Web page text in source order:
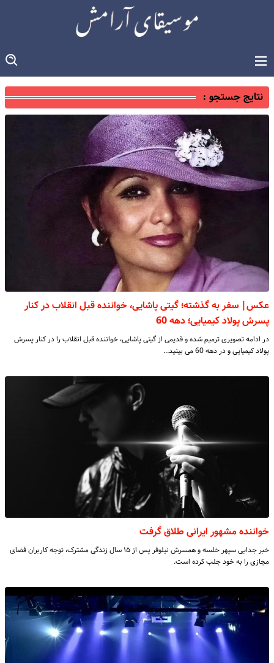
نتایج جستجو :
عکس| سفر به گذشته؛ گیتی پاشایی، خواننده قبل انقلاب در کنار
پسرش پولاد کیمیایی؛ دهه 60
در ادامه تصویری ترمیم شده و قدیمی از گیتی پاشایی، خواننده قبل انقلاب را در کنار پسرش
پولاد کیمیایی و در دهه 60 می بینید…
خواننده مشهور ایرانی طلاق گرفت
خبر جدایی سپهر خلسه و همسرش نیلوفر پس از ۱۵ سال زندگی مشترک، توجه کاربران فضای
مجازی را به خود جلب کرده است.